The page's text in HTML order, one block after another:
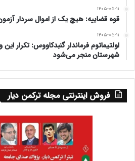
مورد بحث و مضرب آن جایی که
می‏شوند، خواهد بود!
یکی از دلایلی هم که موجب تردید در
مثل می‏شود همین نداشتن مضربی
مضرب نهایتاً موجب گم شدن عبارت
به هر حال، یکی از شگردهای
گنجاندن سخنان حکیمانه و تک‏
۱۴۰۵-۰۵-۱۱
قوه قضاییه: هیچ یک از اموال سردار
۱۴۰۵-۰۵-۱۱
اولتیماتوم فرماندار گنبدکاووس: تکرار
شهرستان منجر می‌شود
فروش اینترنتی مجله ترکمن دیار